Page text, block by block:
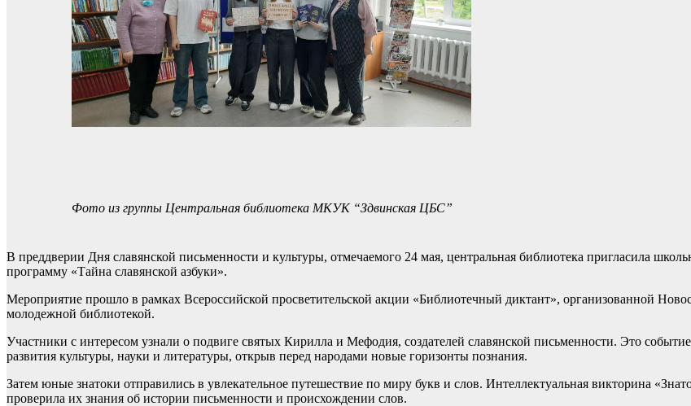
Фото из группы Центральная библиотека МКУК “Здвинская ЦБС”
В преддверии Дня славянской письменности и культуры, отмечаемого 24 мая, центральная библиотека пригласила
программу «Тайна славянской азбуки».
Мероприятие прошло в рамках Всероссийской просветительской акции «Библиотечный диктант», организованной
молодежной библиотекой.
Участники с интересом узнали о подвиге святых Кирилла и Мефодия, создателей славянской письменности. Это
развития культуры, науки и литературы, открыв перед народами новые горизонты познания.
Затем юные знатоки отправились в увлекательное путешествие по миру букв и слов. Интеллектуальная викторина
проверила их знания об истории письменности и происхождении слов.